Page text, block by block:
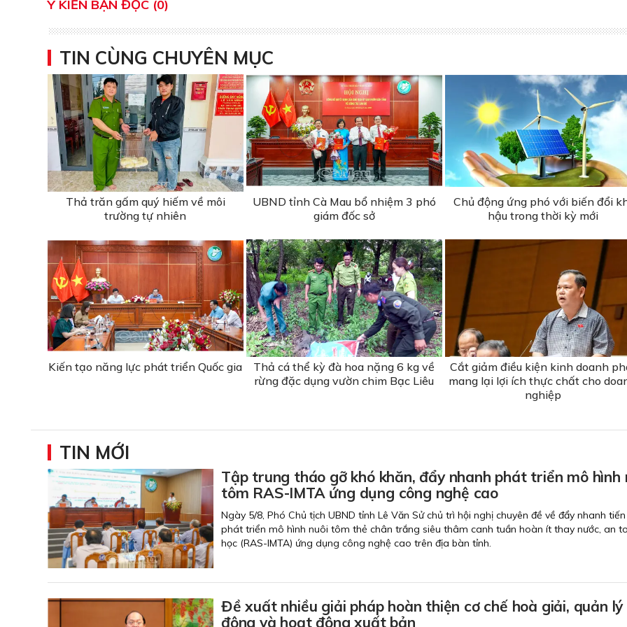
Ý KIẾN BẠN ĐỌC (0)
TIN CÙNG CHUYÊN MỤC
Thả trăn gấm quý hiếm về môi
trường tự nhiên
UBND tỉnh Cà Mau bổ nhiệm 3 phó
giám đốc sở
Chủ động ứng phó với biến đổi
hậu trong thời kỳ mới
Kiến tạo năng lực phát triển Quốc gia
Thả cá thể kỳ đà hoa nặng 6 kg về
rừng đặc dụng vườn chim Bạc Liêu
Cắt giảm điều kiện kinh doanh
mang lại lợi ích thực chất cho
nghiệp
TIN MỚI
Tập trung tháo gỡ khó khăn, đẩy nhanh phát triển mô hình
tôm RAS-IMTA ứng dụng công nghệ cao
Ngày 5/8, Phó Chủ tịch UBND tỉnh Lê Văn Sử chủ trì hội nghị chuyên đề về đẩy nhanh
phát triển mô hình nuôi tôm thẻ chân trắng siêu thâm canh tuần hoàn ít thay nước, an
học (RAS-IMTA) ứng dụng công nghệ cao trên địa bàn tỉnh.
Đề xuất nhiều giải pháp hoàn thiện cơ chế hoà giải, quản lý
động và hoạt động xuất bản